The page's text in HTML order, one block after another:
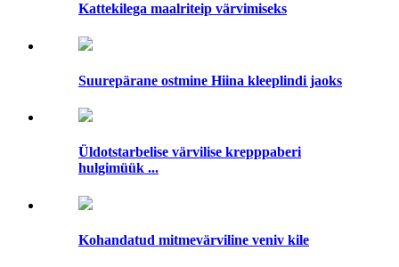
Kattekilega maalriteip värvimiseks
Suurepärane ostmine Hiina kleeplindi jaoks
Üldotstarbelise värvilise krepppaberi
hulgimüük ...
Kohandatud mitmevärviline veniv kile